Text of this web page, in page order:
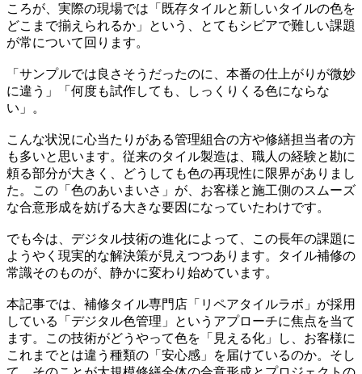
ころが、実際の現場では「既存タイルと新しいタイルの色を
どこまで揃えられるか」という、とてもシビアで難しい課題
が常について回ります。
「サンプルでは良さそうだったのに、本番の仕上がりが微妙
に違う」「何度も試作しても、しっくりくる色にならな
い」。
こんな状況に心当たりがある管理組合の方や修繕担当者の方
も多いと思います。従来のタイル製造は、職人の経験と勘に
頼る部分が大きく、どうしても色の再現性に限界がありまし
た。この「色のあいまいさ」が、お客様と施工側のスムーズ
な合意形成を妨げる大きな要因になっていたわけです。
でも今は、デジタル技術の進化によって、この長年の課題に
ようやく現実的な解決策が見えつつあります。タイル補修の
常識そのものが、静かに変わり始めています。
本記事では、補修タイル専門店「リペアタイルラボ」が採用
している「デジタル色管理」というアプローチに焦点を当て
ます。この技術がどうやって色を「見える化」し、お客様に
これまでとは違う種類の「安心感」を届けているのか。そし